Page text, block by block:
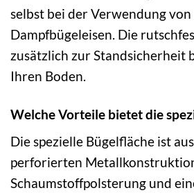
selbst bei der Verwendung
Dampfbügeleisen. Die
zusätzlich zur Standsicherheit
Ihren Boden.
Welche Vorteile bietet die
Die spezielle Bügelfläche ist
perforierten
Schaumstoffpolsterung und